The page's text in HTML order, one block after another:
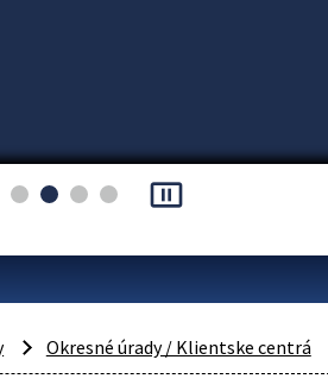
pause_presentation
Okresné úrady / Klientske centrá